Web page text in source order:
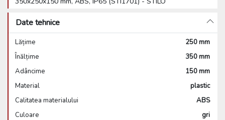
Date tehnice
Lățime
250 mm
Înălțime
350 mm
Adâncime
150 mm
Material
plastic
Calitatea materialului
ABS
Culoare
gri